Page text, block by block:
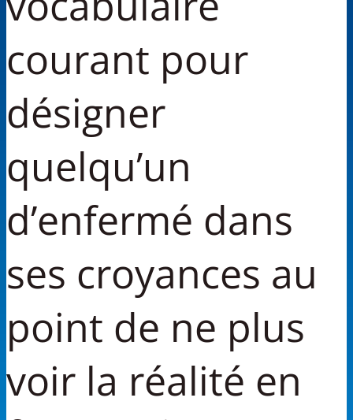
courant pour
désigner
quelqu’un
d’enfermé dans
ses croyances au
point de ne plus
voir la réalité en